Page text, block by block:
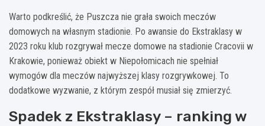
Warto podkreślić, że Puszcza nie grała swoich meczów
domowych na własnym stadionie. Po awansie do Ekstraklasy w
2023 roku klub rozgrywał mecze domowe na stadionie Cracovii w
Krakowie, ponieważ obiekt w Niepołomicach nie spełniał
wymogów dla meczów najwyższej klasy rozgrywkowej. To
dodatkowe wyzwanie, z którym zespół musiał się zmierzyć.
Spadek z Ekstraklasy – ranking w